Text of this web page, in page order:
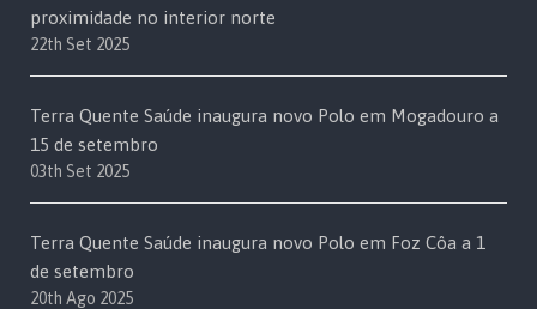
proximidade no interior norte
22th Set 2025
Terra Quente Saúde inaugura novo Polo em Mogadouro a
15 de setembro
03th Set 2025
Terra Quente Saúde inaugura novo Polo em Foz Côa a 1
de setembro
20th Ago 2025